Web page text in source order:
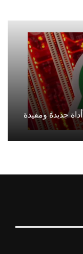
جديدة ومفيدة